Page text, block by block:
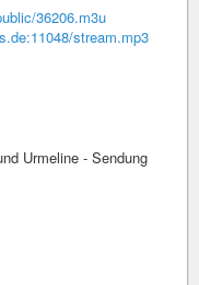
36206.m3u
stream.mp3
Urmeline - Sendung